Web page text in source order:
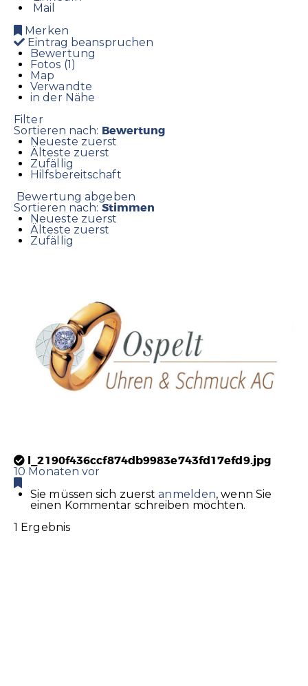
Mail
Merken
Eintrag beanspruchen
Bewertung
Fotos (1)
Map
Verwandte
in der Nähe
Filter
Sortieren nach: Bewertung
Neueste zuerst
Älteste zuerst
Zufällig
Hilfsbereitschaft
Bewertung abgeben
Sortieren nach: Stimmen
Neueste zuerst
Älteste zuerst
Zufällig
l_2190f436ccf874db9983e743fd17efd9.jpg
10 Monaten vor
Sie müssen sich zuerstanmelden, wenn Sie
einen Kommentar schreiben möchten.
1 Ergebnis